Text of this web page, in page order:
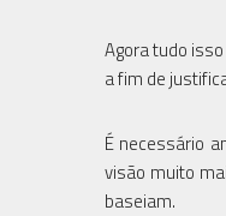
Agora tudo
a fim de
É necessário
visão muito
baseiam.